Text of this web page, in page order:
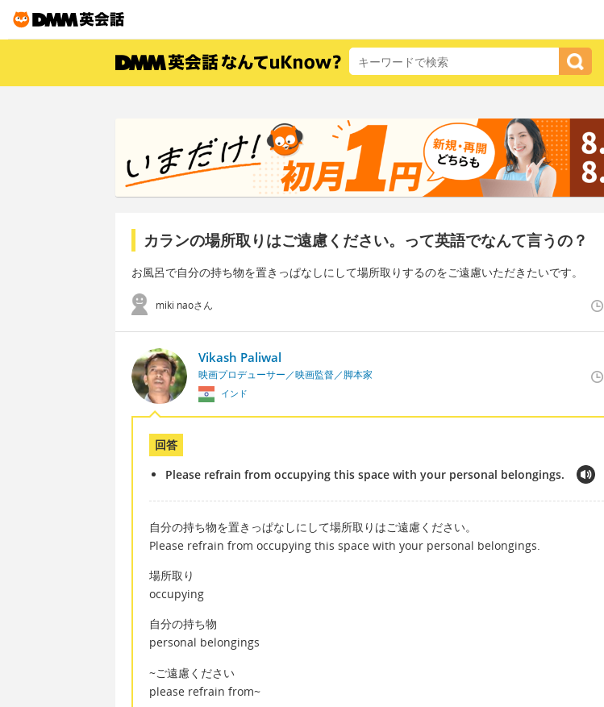
カランの場所取りはご遠慮ください。って英語でなんて言うの？
お風呂で自分の持ち物を置きっぱなしにして場所取りするのをご遠慮いただきたいです。
miki naoさん
Vikash Paliwal
映画プロデューサー／映画監督／脚本家
インド
回答
Please refrain from occupying this space with your personal belongings.
自分の持ち物を置きっぱなしにして場所取りはご遠慮ください。
Please refrain from occupying this space with your personal belongings.
場所取り
occupying
自分の持ち物
personal belongings
~ご遠慮ください
please refrain from~